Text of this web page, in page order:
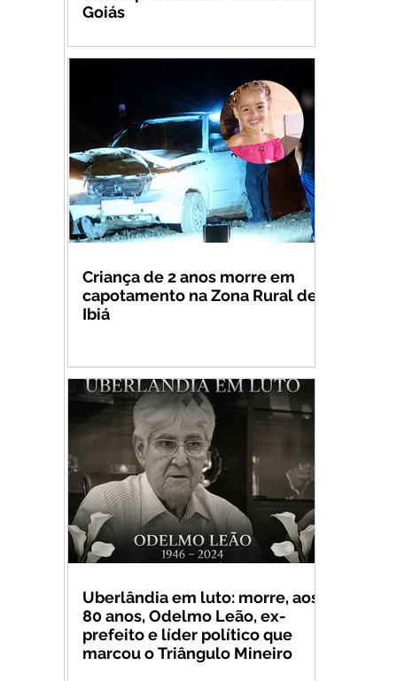
Goiás
Criança de 2 anos morre em
capotamento na Zona Rural de
Ibiá
Uberlândia em luto: morre, aos
80 anos, Odelmo Leão, ex-
prefeito e líder político que
marcou o Triângulo Mineiro